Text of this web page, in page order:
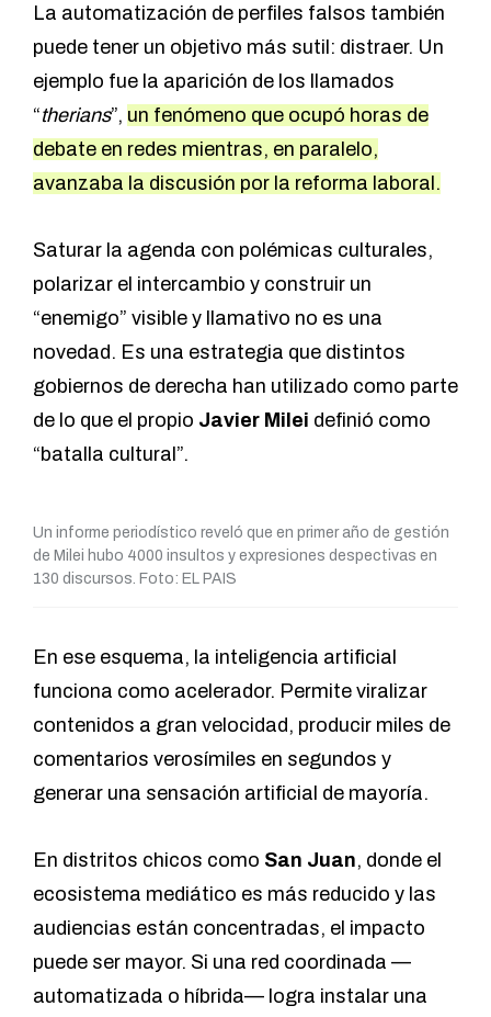
La automatización de perfiles falsos también
puede tener un objetivo más sutil: distraer. Un
ejemplo fue la aparición de los llamados
“therians”, un fenómeno que ocupó horas de
debate en redes mientras, en paralelo,
avanzaba la discusión por la reforma laboral.
Saturar la agenda con polémicas culturales,
polarizar el intercambio y construir un
“enemigo” visible y llamativo no es una
novedad. Es una estrategia que distintos
gobiernos de derecha han utilizado como parte
de lo que el propio Javier Milei definió como
“batalla cultural”.
Un informe periodístico reveló que en primer año de gestión
de Milei hubo 4000 insultos y expresiones despectivas en
130 discursos. Foto: EL PAIS
En ese esquema, la inteligencia artificial
funciona como acelerador. Permite viralizar
contenidos a gran velocidad, producir miles de
comentarios verosímiles en segundos y
generar una sensación artificial de mayoría.
En distritos chicos como San Juan, donde el
ecosistema mediático es más reducido y las
audiencias están concentradas, el impacto
puede ser mayor. Si una red coordinada —
automatizada o híbrida— logra instalar una